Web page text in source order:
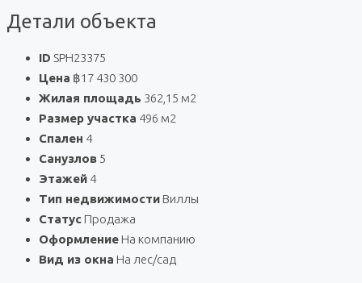
Детали объекта
ID SPH23375
Цена ฿17 430 300
Жилая площадь 362,15 м2
Размер участка 496 м2
Спален 4
Санузлов 5
Этажей 4
Тип недвижимости Виллы
Статус Продажа
Оформление На компанию
Вид из окна На лес/сад